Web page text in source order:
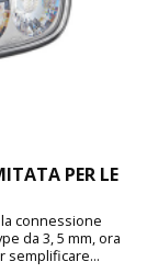
PER LE
connessione
da 3, 5 mm, ora
semplificare...